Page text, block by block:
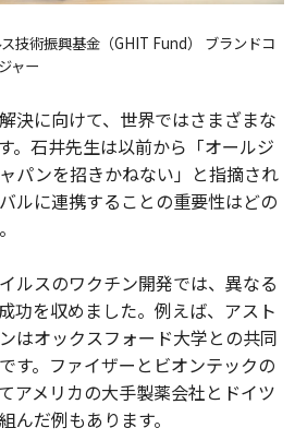
技術振興基金（GHIT Fund） ブランドコ
ャー
決に向けて、世界ではさまざまな
。石井先生は以前から「オールジ
パンを招きかねない」と指摘され
ルに連携することの重要性はどの
ルスのワクチン開発では、異なる
功を収めました。例えば、アスト
はオックスフォード大学との共同
す。ファイザーとビオンテックの
アメリカの大手製薬会社とドイツ
んだ例もあります。